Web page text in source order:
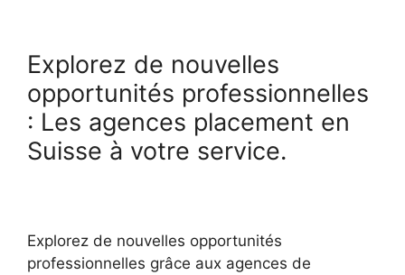
Explorez de nouvelles
opportunités professionnelles
: Les agences placement en
Suisse à votre service.
Explorez de nouvelles opportunités
professionnelles grâce aux agences de